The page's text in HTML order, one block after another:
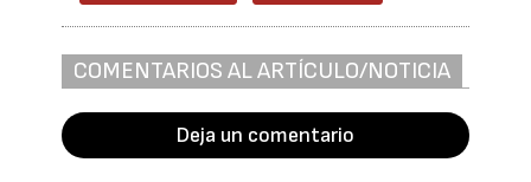
COMENTARIOS AL ARTÍCULO/NOTICIA
Deja un comentario